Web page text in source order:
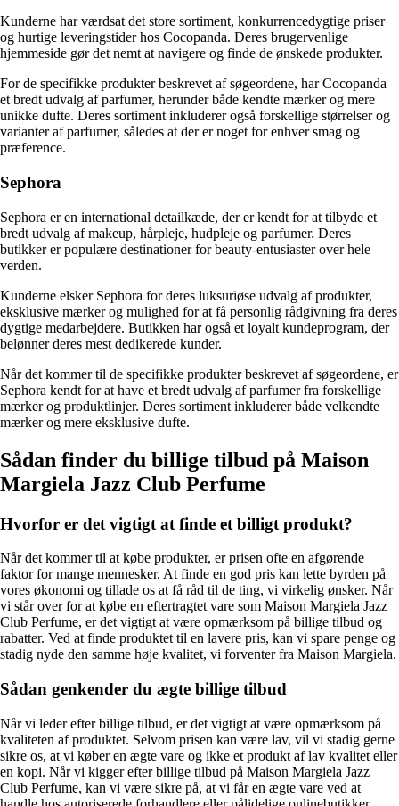
Kunderne har værdsat det store sortiment, konkurrencedygtige priser
og hurtige leveringstider hos Cocopanda. Deres brugervenlige
hjemmeside gør det nemt at navigere og finde de ønskede produkter.
For de specifikke produkter beskrevet af søgeordene, har Cocopanda
et bredt udvalg af parfumer, herunder både kendte mærker og mere
unikke dufte. Deres sortiment inkluderer også forskellige størrelser og
varianter af parfumer, således at der er noget for enhver smag og
præference.
Sephora
Sephora er en international detailkæde, der er kendt for at tilbyde et
bredt udvalg af makeup, hårpleje, hudpleje og parfumer. Deres
butikker er populære destinationer for beauty-entusiaster over hele
verden.
Kunderne elsker Sephora for deres luksuriøse udvalg af produkter,
eksklusive mærker og mulighed for at få personlig rådgivning fra deres
dygtige medarbejdere. Butikken har også et loyalt kundeprogram, der
belønner deres mest dedikerede kunder.
Når det kommer til de specifikke produkter beskrevet af søgeordene, er
Sephora kendt for at have et bredt udvalg af parfumer fra forskellige
mærker og produktlinjer. Deres sortiment inkluderer både velkendte
mærker og mere eksklusive dufte.
Sådan finder du billige tilbud på Maison
Margiela Jazz Club Perfume
Hvorfor er det vigtigt at finde et billigt produkt?
Når det kommer til at købe produkter, er prisen ofte en afgørende
faktor for mange mennesker. At finde en god pris kan lette byrden på
vores økonomi og tillade os at få råd til de ting, vi virkelig ønsker. Når
vi står over for at købe en eftertragtet vare som Maison Margiela Jazz
Club Perfume, er det vigtigt at være opmærksom på billige tilbud og
rabatter. Ved at finde produktet til en lavere pris, kan vi spare penge og
stadig nyde den samme høje kvalitet, vi forventer fra Maison Margiela.
Sådan genkender du ægte billige tilbud
Når vi leder efter billige tilbud, er det vigtigt at være opmærksom på
kvaliteten af produktet. Selvom prisen kan være lav, vil vi stadig gerne
sikre os, at vi køber en ægte vare og ikke et produkt af lav kvalitet eller
en kopi. Når vi kigger efter billige tilbud på Maison Margiela Jazz
Club Perfume, kan vi være sikre på, at vi får en ægte vare ved at